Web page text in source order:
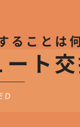
ることは
ト